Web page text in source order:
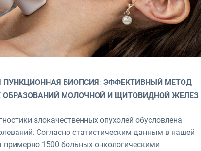
ПУНКЦИОННАЯ БИОПСИЯ: ЭФФЕКТИВНЫЙ МЕТОД
ОБРАЗОВАНИЙ МОЛОЧНОЙ И ЩИТОВИДНОЙ ЖЕЛЕЗ
злокачественных опухолей обусловлена
Согласно статистическим данным в нашей
примерно 1500 больных онкологическими